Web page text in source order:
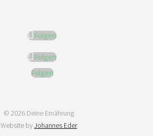
Folgen
Folgen
Folgen
© 2026 Deine Ernährung
Website byJohannes Eder